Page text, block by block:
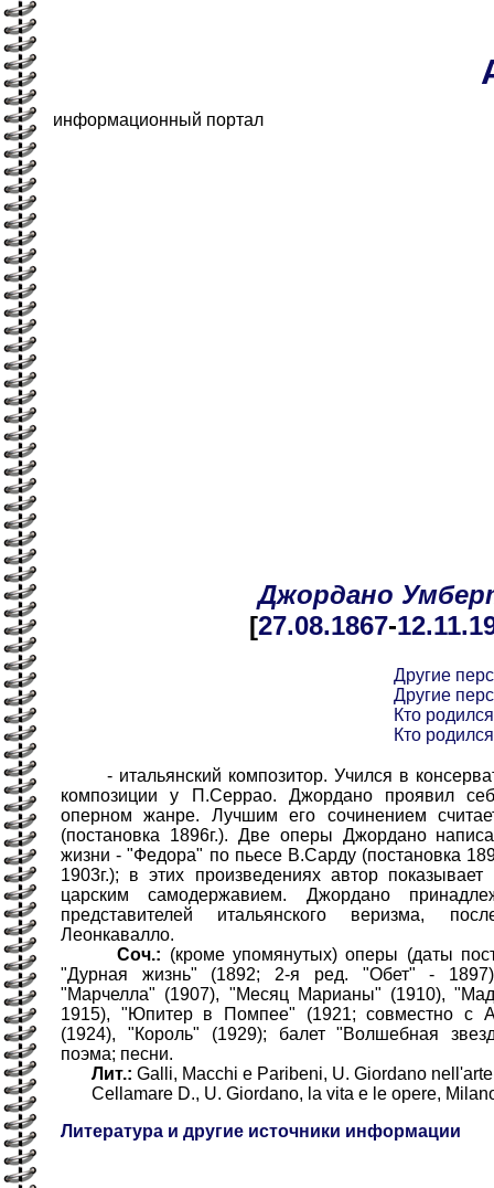
информационный портал
Джордано
[27.08.1867-12.11
Другие
Другие
Кто
Кто
- итальянский композитор. Учился в
композиции у П.Серрао. Джордано проявил
оперном жанре. Лучшим его сочинением
(постановка 1896г.). Две оперы Джордано
жизни - "Федора" по пьесе В.Сарду (постановка
1903г.); в этих произведениях автор
царским самодержавием. Джордано
представителей итальянского веризма,
Леонкавалло.
Соч.: (кроме упомянутых) оперы (даты
"Дурная жизнь" (1892; 2-я ред. "Обет" -
"Марчелла" (1907), "Месяц Марианы" (1910),
1915), "Юпитер в Помпее" (1921; совместно с
(1924), "Король" (1929); балет "Волшебная
поэма; песни.
Лит.: Galli, Macchi e Paribeni, U. Giordano
Сellamare D., U. Giordano, la vita e le opere,
Литература и другие источники информации